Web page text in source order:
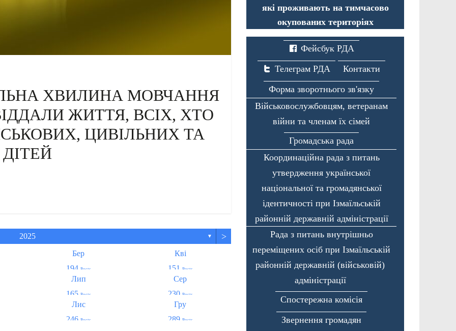
ХВИЛИНА МОВЧАННЯ
ЖИТТЯ, ВСІХ, ХТО
ЦИВІЛЬНИХ ТА
ДІТЕЙ
2025 ▼ >
Бер
194 Posts
Кві
151
Posts
Лип
165 Posts
Сер
230 Posts
Лис
246 Posts
Гру
289 Posts
які проживають на тимчасово
окупованих територіях
Фейсбук РДА
Телеграм РДА
Контакти
Форма зворотнього зв'язку
Військовослужбовцям, ветеранам
війни та членам їх сімей
Громадська рада
Координаційна рада з питань
утвердження української
національної та громадянської
ідентичності при Ізмаїльській
районній державній адміністрації
Рада з питань внутрішньо
переміщених осіб при Ізмаїльській
районній державній (військовій)
адміністрації
Спостережна комісія
Звернення громадян